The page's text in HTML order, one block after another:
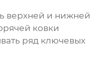
верхней и нижней
ковки
ряд ключевых